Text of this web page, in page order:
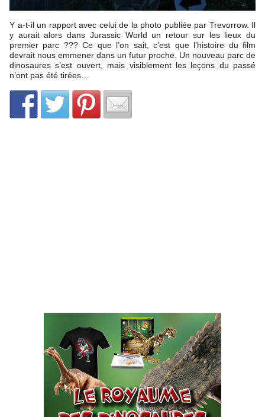
Y a-t-il un rapport avec celui de la photo publiée par Trevorrow. Il
y aurait alors dans Jurassic World un retour sur les lieux du
premier parc ??? Ce que l’on sait, c’est que l’histoire du film
devrait nous emmener dans un futur proche. Un nouveau parc de
dinosaures s’est ouvert, mais visiblement les leçons du passé
n’ont pas été tirées…